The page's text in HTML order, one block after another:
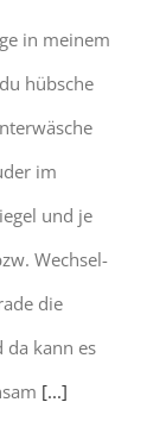
in meinem
hübsche
im
und je
Wechsel-
die
da kann es
[...]